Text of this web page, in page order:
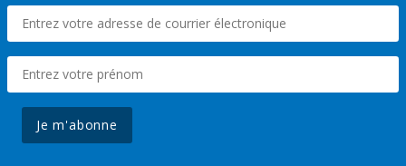
Je m'abonne